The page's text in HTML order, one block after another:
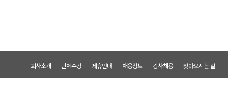
회사소개 단체수강 제휴안내 채용정보 강사채용 찾아오시는 길